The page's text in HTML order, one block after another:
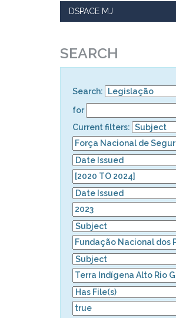
DSPACE MJ
SEARCH
Search:
for
Current filters: